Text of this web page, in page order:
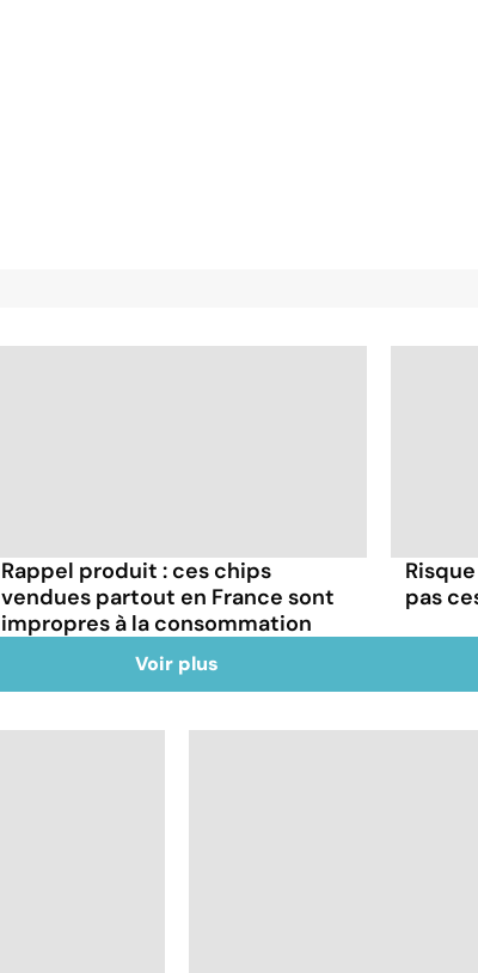
Rappel produit : ces chips
vendues partout en France sont
impropres à la consommation
pas
Voir plus